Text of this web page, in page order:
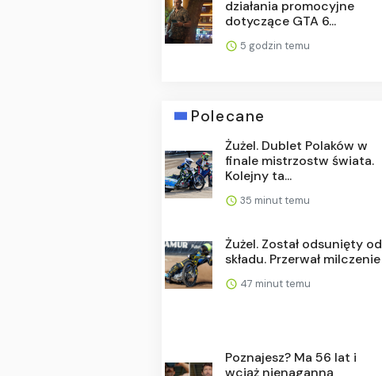
działania promocyjne
dotyczące GTA 6...
5 godzin temu
Polecane
Żużel. Dublet Polaków w
finale mistrzostw świata.
Kolejny ta...
35 minut temu
Żużel. Został odsunięty od
składu. Przerwał milczenie
47 minut temu
Poznajesz? Ma 56 lat i
wciąż nienaganną